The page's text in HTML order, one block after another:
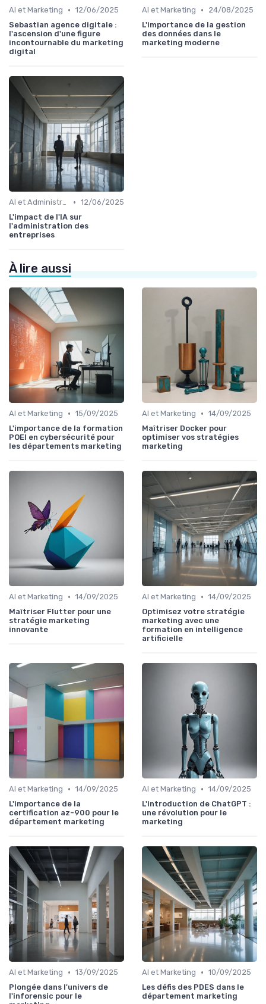
AI et Marketing • 12/06/2025
Sebastian agence digitale :
l'ascension d'une figure
incontournable du marketing
digital
AI et Marketing •
24/08/2025
L'importance de la gestion
des données dans le
marketing moderne
AI et Administration • 12/06/2025
L'impact de l'IA sur
l'administration des
entreprises
À lire aussi
AI et Marketing • 15/09/2025
L'importance de la formation
POEI en cybersécurité pour
les départements marketing
AI et Marketing • 14/09/2025
Maîtriser Docker pour
optimiser vos stratégies
marketing
AI et Marketing • 14/09/2025
Maîtriser Flutter pour une
stratégie marketing
innovante
AI et Marketing • 14/09/2025
Optimisez votre stratégie
marketing avec une
formation en intelligence
artificielle
AI et Marketing • 14/09/2025
L'importance de la
certification az-900 pour le
département marketing
AI et Marketing • 14/09/2025
L'introduction de ChatGPT :
une révolution pour le
marketing
AI et Marketing • 13/09/2025
Plongée dans l'univers de
l'inforensic pour le
AI et Marketing • 10/09/2025
Les défis des PDES dans le
département marketing